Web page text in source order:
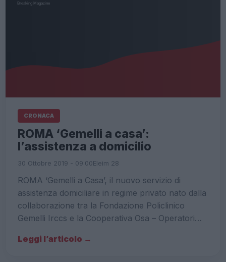
CRONACA
ROMA ‘Gemelli a casa’:
l’assistenza a domicilio
30 Ottobre 2019 - 09:00Eleim 28
ROMA ‘Gemelli a Casa’, il nuovo servizio di
assistenza domiciliare in regime privato nato dalla
collaborazione tra la Fondazione Policlinico
Gemelli Irccs e la Cooperativa Osa – Operatori…
Leggi l’articolo →